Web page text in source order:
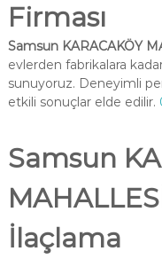
Firması
Samsun KARACAKÖY
evlerden fabrikalara
sunuyoruz. Deneyimli
etkili sonuçlar elde edilir.
Samsun
İlaçlama